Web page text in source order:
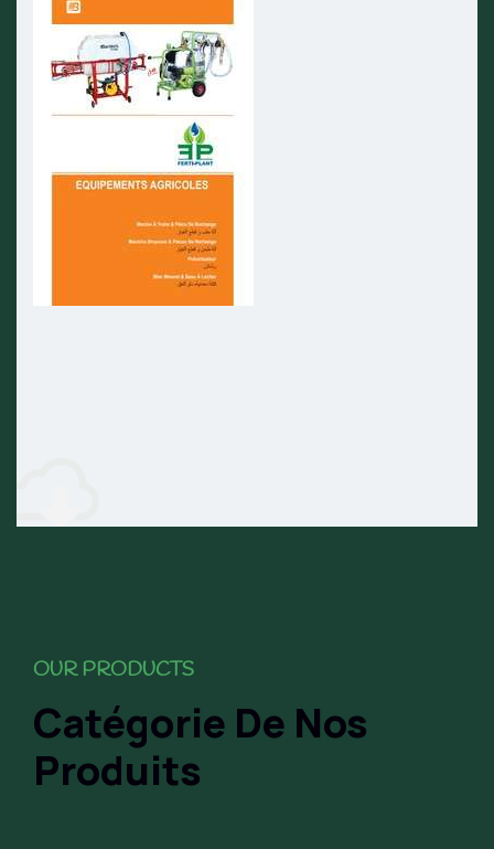
OUR PRODUCTS
Catégorie De Nos
Produits